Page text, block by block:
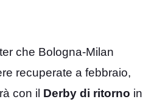
che Bologna-Milan
recuperate a febbraio,
con il Derby di ritorno in